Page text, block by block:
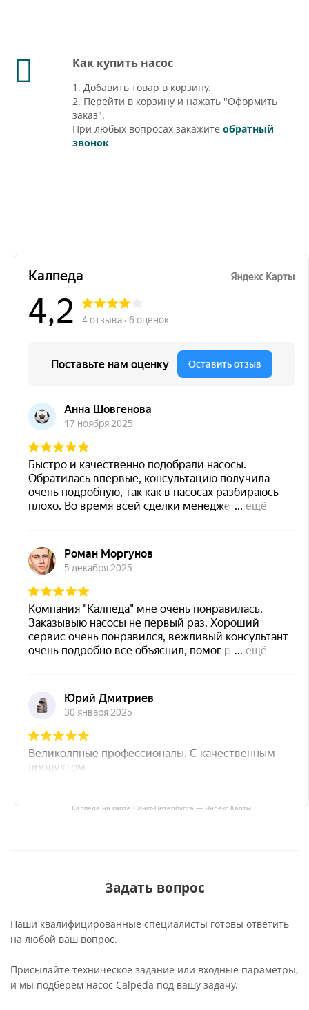
Как купить насос
1. Добавить товар в корзину.
2. Перейти в корзину и нажать "Оформить
заказ".
При любых вопросах закажите обратный
звонок
Калпеда на карте Санкт‑Петербурга — Яндекс Карты
Задать вопрос
Наши квалифицированные специалисты готовы ответить
на любой ваш вопрос.
Присылайте техническое задание или входные параметры,
и мы подберем насос Calpeda под вашу задачу.